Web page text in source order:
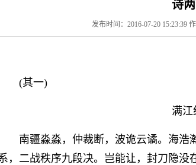
诗
发布时间：2016-07-20 15:23:39
(其一)
满江
南疆淼淼，仲裁断，波诡云谲。海浩
，二战秩序九段决。岂能让，封刀隐没